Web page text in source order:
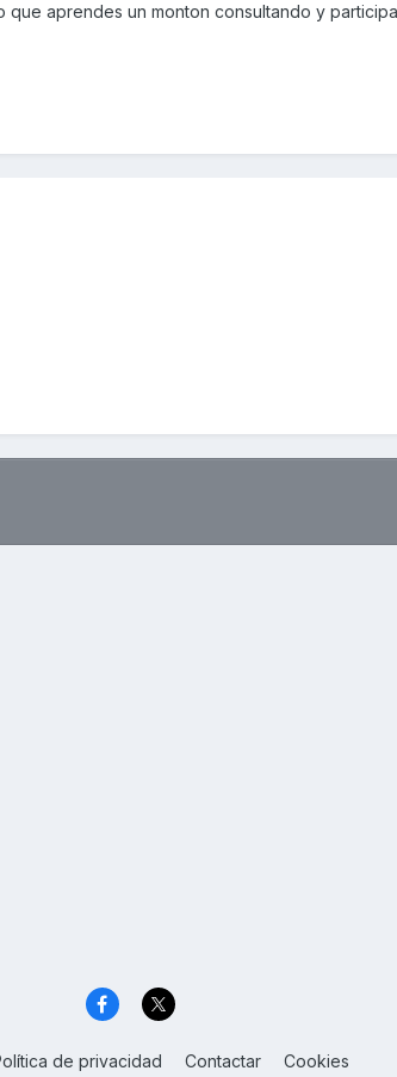
aprendes un monton consultando y
de privacidad Contactar Cookies